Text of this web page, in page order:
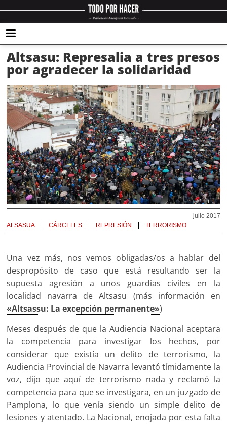
Altsasu: Represalia a tres presos
por agradecer la solidaridad
julio 2017
ALSASUA
CÁRCELES REPRESIÓN TERRORISMO
Una vez más, nos vemos obligadas/os a hablar del
despropósito de caso que está resultando ser la
supuesta agresión a unos guardias civiles en la
localidad navarra de Altsasu (más información en
«Altsassu: La excepción permanente»)
Meses después de que la Audiencia Nacional aceptara
la competencia para investigar los hechos, por
considerar que existía un delito de terrorismo, la
Audiencia Provincial de Navarra levantó tímidamente la
voz, dijo que aquí de terrorismo nada y reclamó la
competencia para que se investigara, en un juzgado de
Pamplona, lo que venía siendo un simple delito de
lesiones y atentado. La Nacional, enojada por esta falta